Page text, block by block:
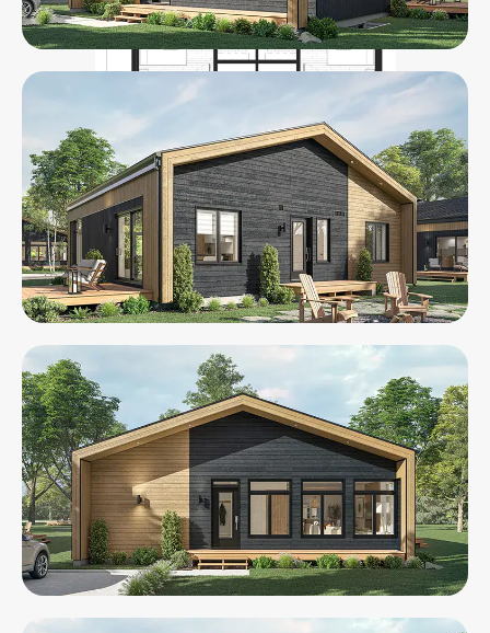
neutres et finitions sobres créent une atmosphère moderne,
chaleureuse et connectée à la nature, où chaque espace respire
et invite à la détente.
Pour en savoir davantage sur la technologie de préfabrication
H.O.M, visitez
hom.maisonalaprise.com
Illustrations à titre indicatif seulement. Meubles et décorations
non inclus.